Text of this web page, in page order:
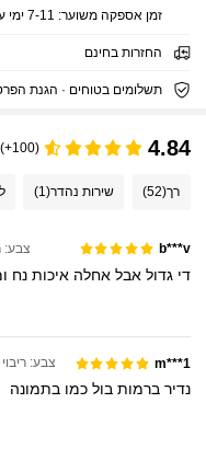
זמן אספקה ​​משוער: 7-11 ימי עסקים
החזרות בחינם
תשלומים בטוחים · הגנת
4.84
(100+)
רך(52) שירות נהדר(1)
b***v צבע: ריבוי
דיגדולאבלאחלהאיכותנח
m***1 צבע: ריבוי צבעים /
נדירברמותבולכמובתמונה